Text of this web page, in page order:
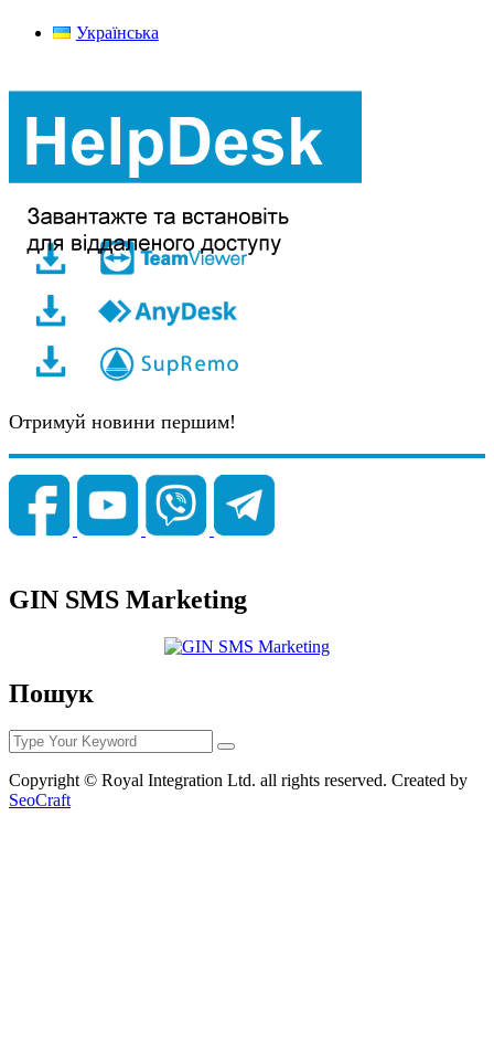
Українська
Отримуй новини першим!
GIN SMS Marketing
Пошук
Copyright © Royal Integration Ltd. all rights reserved. Created by
SeoCraft